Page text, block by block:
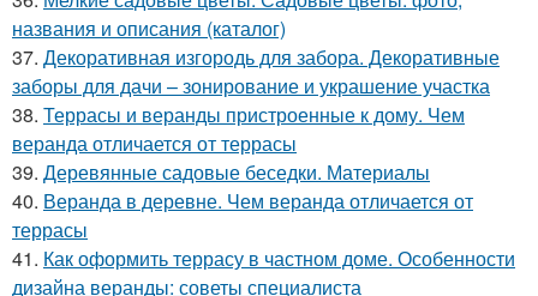
названия и описания (каталог)
37. Декоративная изгородь для забора. Декоративные
заборы для дачи – зонирование и украшение участка
38. Террасы и веранды пристроенные к дому. Чем
веранда отличается от террасы
39. Деревянные садовые беседки. Материалы
40. Веранда в деревне. Чем веранда отличается от
террасы
41. Как оформить террасу в частном доме. Особенности
дизайна веранды: советы специалиста